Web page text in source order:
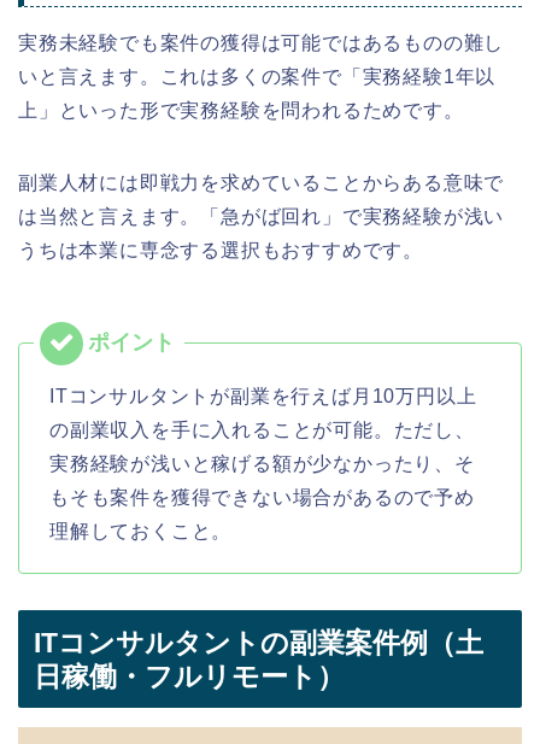
実務未経験でも案件の獲得は可能ではあるものの難し
いと言えます。これは多くの案件で「実務経験1年以
上」といった形で実務経験を問われるためです。
副業人材には即戦力を求めていることからある意味で
は当然と言えます。「急がば回れ」で実務経験が浅い
うちは本業に専念する選択もおすすめです。
ITコンサルタントが副業を行えば月10万円以上
の副業収入を手に入れることが可能。ただし、
実務経験が浅いと稼げる額が少なかったり、そ
もそも案件を獲得できない場合があるので予め
理解しておくこと。
ITコンサルタントの副業案件例（土
日稼働・フルリモート）